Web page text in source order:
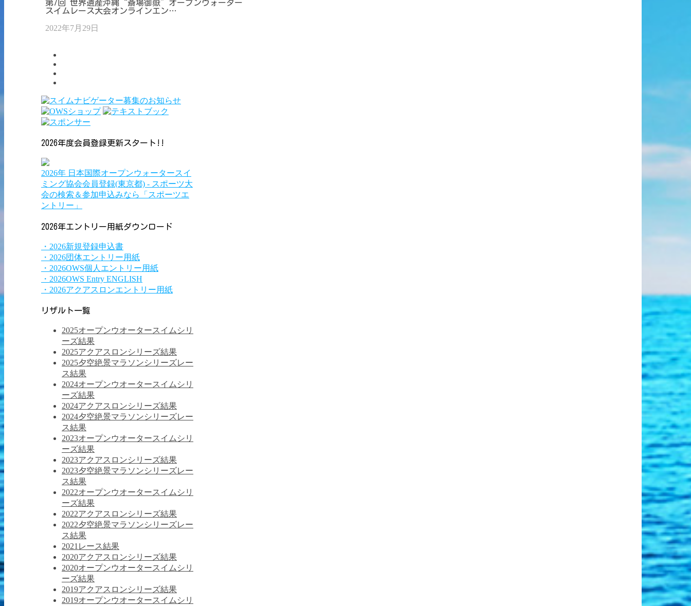
第7回 世界遺産沖縄“斎場御嶽”オープンウォーター
スイムレース大会オンラインエン…
2022年7月29日
2026年度会員登録更新スタート!!
2026年 日本国際オープンウォータースイ
ミング協会会員登録(東京都) - スポーツ大
会の検索＆参加申込みなら「スポーツエ
ントリー」
2026年エントリー用紙ダウンロード
・2026新規登録申込書
・2026団体エントリー用紙
・2026OWS個人エントリー用紙
・2026OWS Entry ENGLISH
・2026アクアスロンエントリー用紙
リザルト一覧
2025オープンウオータースイムシリ
ーズ結果
2025アクアスロンシリーズ結果
2025夕空絶景マラソンシリーズレー
ス結果
2024オープンウオータースイムシリ
ーズ結果
2024アクアスロンシリーズ結果
2024夕空絶景マラソンシリーズレー
ス結果
2023オープンウオータースイムシリ
ーズ結果
2023アクアスロンシリーズ結果
2023夕空絶景マラソンシリーズレー
ス結果
2022オープンウオータースイムシリ
ーズ結果
2022アクアスロンシリーズ結果
2022夕空絶景マラソンシリーズレー
ス結果
2021レース結果
2020アクアスロンシリーズ結果
2020オープンウオータースイムシリ
ーズ結果
2019アクアスロンシリーズ結果
2019オープンウオータースイムシリ